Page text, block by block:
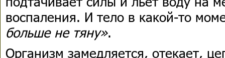
воспаления. И тело в какой-то
больше не тяну».
Организм замедляется, отекает,